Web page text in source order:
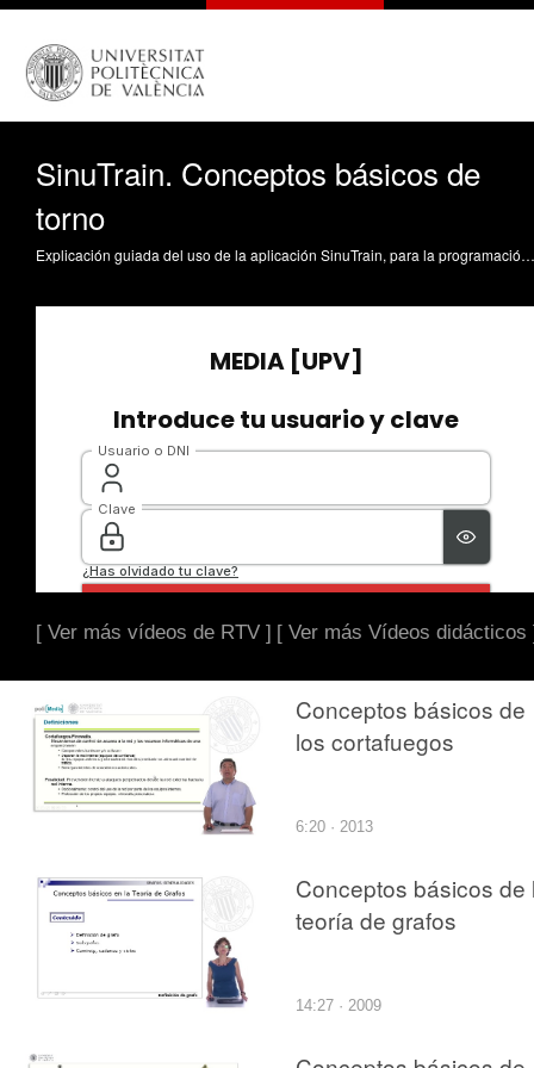
SinuTrain. Conceptos básicos de
torno
Explicación guiada del uso de la aplicación SinuTrain, para la programación de controles numéricos de Siemens. Desde la instalación del programa, hasta la ejecución de un programa para torno muy sencillo. Gutiérrez Rubert, SC. (2023). SinuTrain. Conceptos básicos de torno. https://riunet.upv.es/handle/10251/193977 DER
[ Ver más vídeos de RTV ] [ Ver más Vídeos didácticos
Conceptos básicos de
los cortafuegos
6:20 · 2013
Conceptos básicos de
teoría de grafos
14:27 · 2009